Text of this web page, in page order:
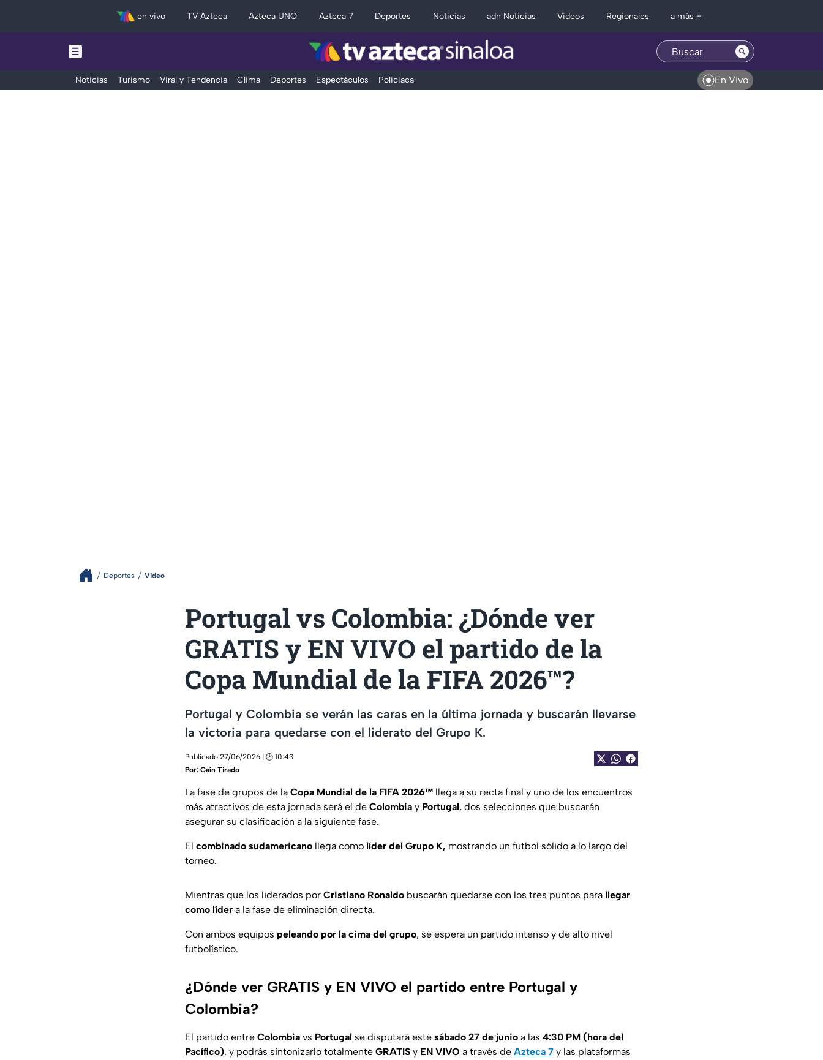
en vivo TV Azteca Azteca UNO Azteca 7 Deportes Noticias adn Noticias Videos Regionales a más +
Noticias Turismo Viral y Tendencia Clima Deportes Espectáculos Policiaca En Vivo
Deportes Video
Portugal vs Colombia: ¿Dónde ver
GRATIS y EN VIVO el partido de la
Copa Mundial de la FIFA 2026™?
Portugal y Colombia se verán las caras en la última jornada y buscarán llevarse
la victoria para quedarse con el liderato del Grupo K.
Publicado 27/06/2026 | 🕑 10:43
Por: Caín Tirado
La fase de grupos de la Copa Mundial de la FIFA 2026™ llega a su recta final y uno de los encuentros
más atractivos de esta jornada será el de Colombia y Portugal, dos selecciones que buscarán
asegurar su clasificación a la siguiente fase.
El combinado sudamericano llega como líder del Grupo K, mostrando un futbol sólido a lo largo del
torneo.
Mientras que los liderados por Cristiano Ronaldo buscarán quedarse con los tres puntos para llegar
como líder a la fase de eliminación directa.
Con ambos equipos peleando por la cima del grupo, se espera un partido intenso y de alto nivel
futbolístico.
¿Dónde ver GRATIS y EN VIVO el partido entre Portugal y
Colombia?
El partido entre Colombia vs Portugal se disputará este sábado 27 de junio a las 4:30 PM (hora del
Pacífico), y podrás sintonizarlo totalmente GRATIS y EN VIVO a través de Azteca 7 y las plataformas